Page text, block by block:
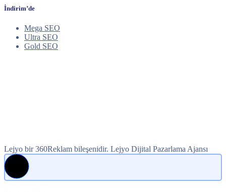
İndirim’de
Mega SEO
Ultra SEO
Gold SEO
Lejyo bir 360Reklam bileşenidir. Lejyo Dijital Pazarlama Ajansı